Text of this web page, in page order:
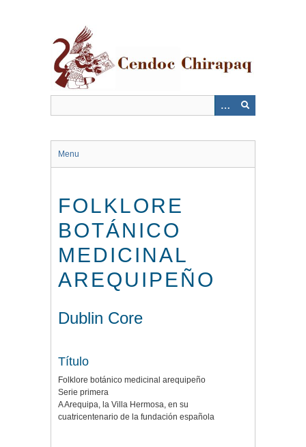
Menu
FOLKLORE
BOTÁNICO
MEDICINAL
AREQUIPEÑO
Dublin Core
Título
Folklore botánico medicinal arequipeño
Serie primera
A Arequipa, la Villa Hermosa, en su
cuatricentenario de la fundación española